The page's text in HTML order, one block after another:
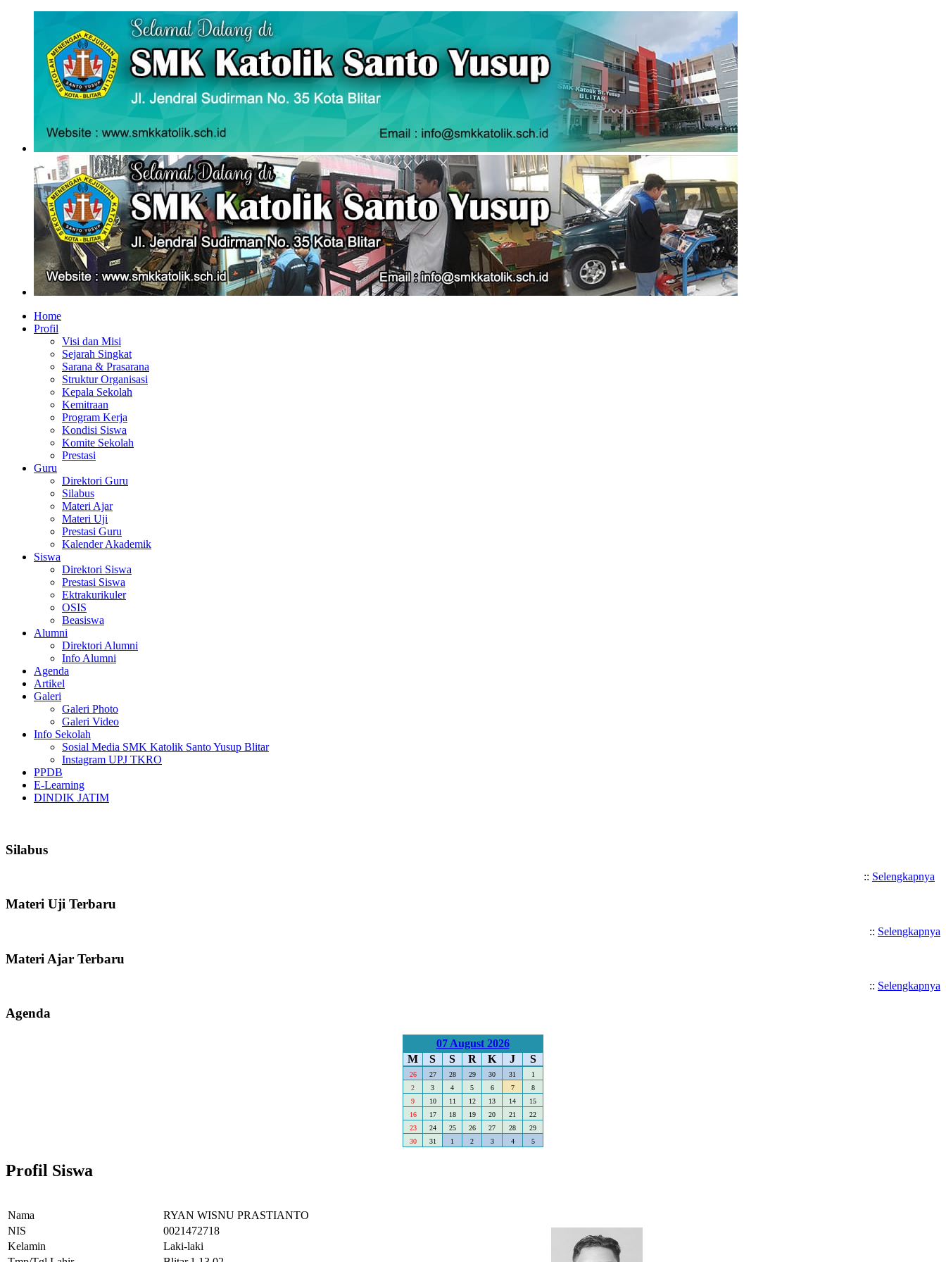
Home
Profil
Visi dan Misi
Sejarah Singkat
Sarana & Prasarana
Struktur Organisasi
Kepala Sekolah
Kemitraan
Program Kerja
Kondisi Siswa
Komite Sekolah
Prestasi
Guru
Direktori Guru
Silabus
Materi Ajar
Materi Uji
Prestasi Guru
Kalender Akademik
Siswa
Direktori Siswa
Prestasi Siswa
Ektrakurikuler
OSIS
Beasiswa
Alumni
Direktori Alumni
Info Alumni
Agenda
Artikel
Galeri
Galeri Photo
Galeri Video
Info Sekolah
Sosial Media SMK Katolik Santo Yusup Blitar
Instagram UPJ TKRO
PPDB
E-Learning
DINDIK JATIM
Silabus
:: Selengkapnya
Materi Uji Terbaru
:: Selengkapnya
Materi Ajar Terbaru
:: Selengkapnya
Agenda
07 August 2026
M
S S R K J S
26 27 28 29 30 31
1
2
3 4 5 6 7
8
9
10 11 12 13 14
15
16
17 18 19 20 21
22
23
24 25 26 27 28
29
30
31 1 2 3 4 5
Profil Siswa
Nama
RYAN WISNU PRASTIANTO
NIS
0021472718
Kelamin
Laki-laki